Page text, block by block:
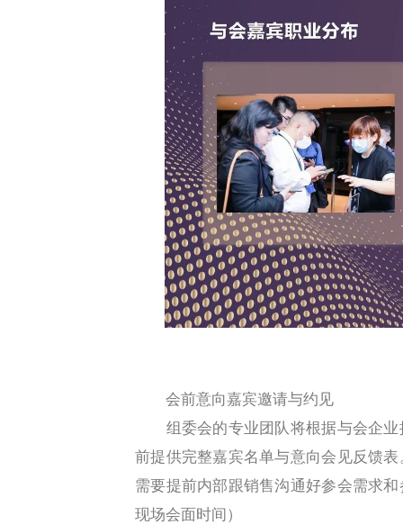
会前意向嘉宾邀请与约见
组委会的专业团队将根据与会企业
前提供完整嘉宾名单与意向会见反馈
需要提前内部跟销售沟通好参会需求
现场会面时间）